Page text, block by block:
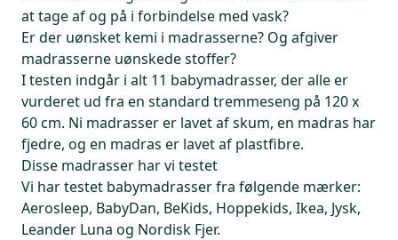
at tage af og på i forbindelse med vask?
Er der uønsket kemi i madrasserne? Og afgiver
madrasserne uønskede stoffer?
I testen indgår i alt 11 babymadrasser, der alle er
vurderet ud fra en standard tremmeseng på 120 x
60 cm. Ni madrasser er lavet af skum, en madras har
fjedre, og en madras er lavet af plastfibre.
Disse madrasser har vi testet
Vi har testet babymadrasser fra følgende mærker:
Aerosleep, BabyDan, BeKids, Hoppekids, Ikea, Jysk,
Leander Luna og Nordisk Fjer.